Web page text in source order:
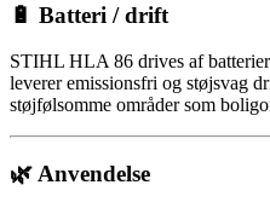
🔋 Batteri / drift
STIHL HLA 86 drives af
leverer emissionsfri og støjsvag
støjfølsomme områder som
🌿 Anvendelse